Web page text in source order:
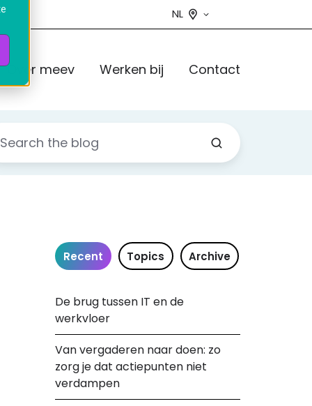
NL
Over meev Werken bij Contact
Recent Topics Archive
De brug tussen IT en de
werkvloer
Van vergaderen naar doen: zo
zorg je dat actiepunten niet
verdampen